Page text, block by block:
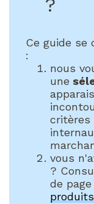
?
Ce guide se
:
nous
une
critères
vous
?
de
produits